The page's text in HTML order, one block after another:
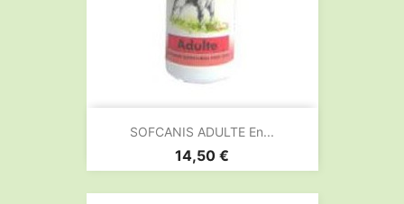
SOFCANIS ADULTE En...
Prix
14,50 €